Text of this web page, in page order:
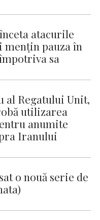
atacurile
menţin pauza în
sa
Regatului Unit,
utilizarea
anumite
Iranului
o nouă serie de